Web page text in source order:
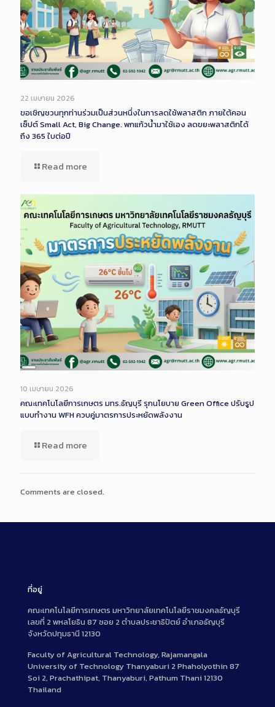
22 เมษายน 2026
ขอเชิญชวนทุกท่านร่วมเป็นส่วนหนึ่งในการลดใช้พลาสติก ภายใต้คอน
เซ็ปต์ Small Act, Big Change. พกแก้วน้ำมาใช้เอง ลดขยะพลาสติกได้
ถึง 365 ใบต่อปี
Read more
Long
Description
10 เมษายน 2026
คณะเทคโนโลยีการเกษตร มทร.ธัญบุรี รุกนโยบาย Green Office ปรับรูป
แบบทำงาน WFH ควบคู่มาตรการประหยัดพลังงาน
Read more
Comments are closed.
ที่อยู่
คณะเทคโนโลยีการเกษตร มหาวิทยาลัยเทคโนโลยีราชมงคลธัญบุรี
เลขที่ 2 พหลโยธิน 87 ซอย 2 ตำบลประชาธิปัตย์ อำเภอธัญบุรี
จังหวัดปทุมธานี 12130
Faculty of Agricultural Technology, Rajamangala
University of Technology Thanyaburi 2 Phaholyothin 87
Soi 2, Prachathipat, Thanyaburi, Pathum Thani 12130
Thailand